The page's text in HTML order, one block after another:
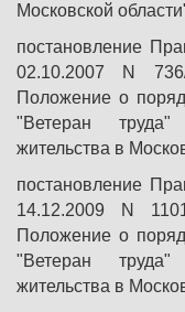
Московской
постановление
02.10.2007 N
Положение о
"Ветеран
жительства в
постановление
14.12.2009 N
Положение о
"Ветеран
жительства в